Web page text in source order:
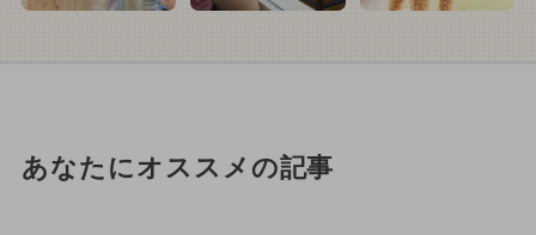
あなたにオススメの記事